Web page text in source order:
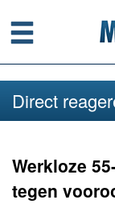
Menu
Direct
Werkloze
tegen